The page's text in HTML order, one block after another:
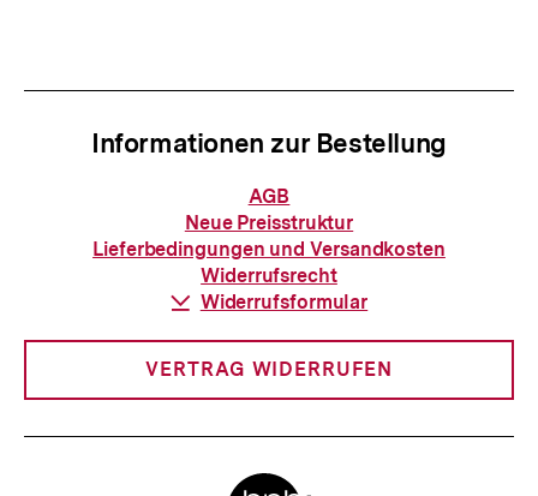
Informationen zur Bestellung
Informationen
zur
Bestellung
AGB
Neue Preisstruktur
Lieferbedingungen und Versandkosten
Widerrufsrecht
Download-
Widerrufsformular
VERTRAG WIDERRUFEN